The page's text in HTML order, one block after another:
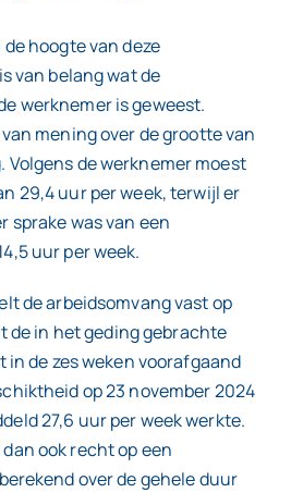
hoogte van deze
van belang wat de
werknemer is geweest.
mening over de grootte van
Volgens de werknemer moest
29,4 uur per week, terwijl er
sprake was van een
uur per week.
de arbeidsomvang vast op
de in het geding gebrachte
de zes weken voorafgaand
op 23 november 2024
27,6 uur per week werkte.
ook recht op een
over de gehele duur